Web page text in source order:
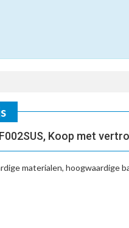
Koop met
materialen, hoogwaardige